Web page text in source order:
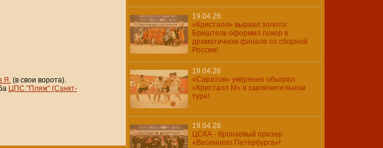
Я. (в свои ворота).
ЦПС "Пляж" (Санкт-
19.04.26
«Кристалл» вырвал золото:
Бриштель оформил покер в
драматичном финале со сборной
России!
19.04.26
«Саратов» уверенно обыграл
«Кристалл М» в заключительном
туре!
19.04.26
ЦСКА - бронзовый призер
«Весеннего Петербурга»!